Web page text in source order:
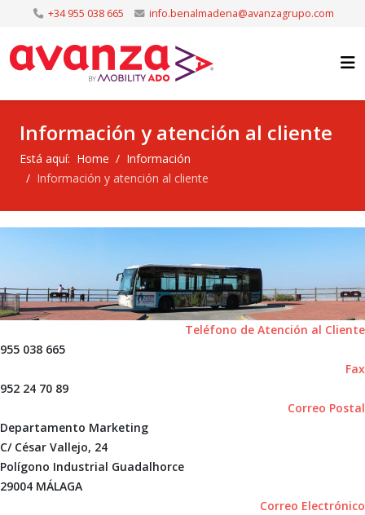
+34 955 038 665 info.benalmadena@avanzagrupo.com
Información y atención al cliente
Está aquí: Home
Información
Información y atención al cliente
Teléfono de Atención al Cliente
955 038 665
Fax
952 24 70 89
Correo Postal
Departamento Marketing
C/ César Vallejo, 24
Polígono Industrial Guadalhorce
29004 MÁLAGA
Correo Electrónico